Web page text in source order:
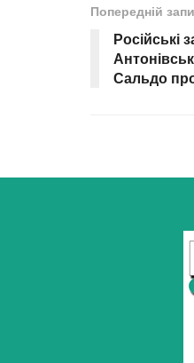
Попередній
Російські
Сальдо